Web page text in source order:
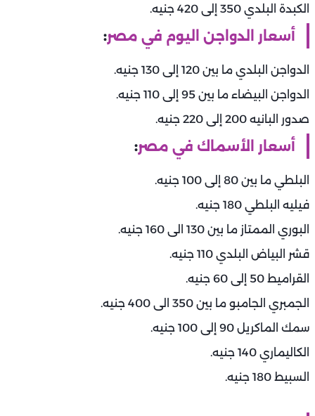
الكبدة البلدي 350 إلى 420 جنيه.
أسعار الدواجن اليوم في مصر:
الدواجن البلدي ما بين 120 إلى 130 جنيه.
الدواجن البيضاء ما بين 95 إلى 110 جنيه.
صدور البانيه 200 إلى 220 جنيه.
أسعار الأسماك في مصر:
البلطي ما بين 80 إلى 100 جنيه.
فيليه البلطي 180 جنيه.
البوري الممتاز ما بين 130 الى 160 جنيه.
قشر البياض البلدي 110 جنيه.
القراميط 50 إلى 60 جنيه.
الجمبري الجامبو ما بين 350 الى 400 جنيه.
سمك الماكريل 90 إلى 100 جنيه.
الكاليماري 140 جنيه.
السبيط 180 جنيه.